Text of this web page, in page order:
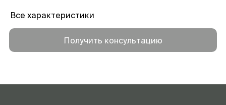
Рентгеновская трубка
1 год
Все характеристики
Получить консультацию